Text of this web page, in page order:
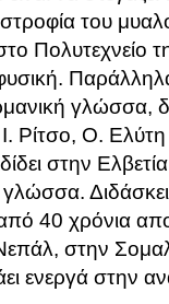
του
Πολυτεχνείο
γλώσσα,
Ρίτσο, Ο. Ελύτη
στην
γλώσσα.
40 χρόνια
στην
ενεργά στην